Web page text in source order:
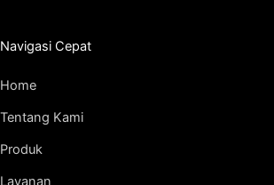
Navigasi Cepat
Home
Tentang Kami
Produk
Layanan